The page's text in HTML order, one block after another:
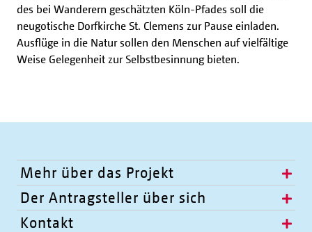
des bei Wanderern geschätzten Köln-Pfades soll die
neugotische Dorfkirche St. Clemens zur Pause einladen.
Ausflüge in die Natur sollen den Menschen auf vielfältige
Weise Gelegenheit zur Selbstbesinnung bieten.
Mehr über das Projekt
Der Antragsteller über sich
Kontakt